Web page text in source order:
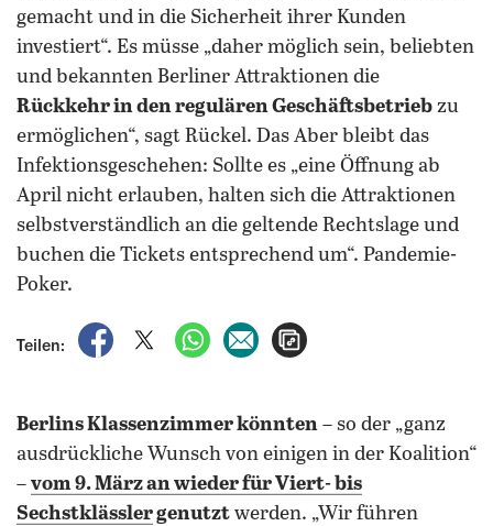
gemacht und in die Sicherheit ihrer Kunden
investiert“. Es müsse „daher möglich sein, beliebten
und bekannten Berliner Attraktionen die
Rückkehr in den regulären Geschäftsbetrieb zu
ermöglichen“, sagt Rückel. Das Aber bleibt das
Infektionsgeschehen: Sollte es „eine Öffnung ab
April nicht erlauben, halten sich die Attraktionen
selbstverständlich an die geltende Rechtslage und
buchen die Tickets entsprechend um“. Pandemie-
Poker.
Teilen:
auf Facebook teilen
auf X teilenper WhatsApp teilen
per E-Mail teilen
Berlins Klassenzimmer könnten – so der „ganz
ausdrückliche Wunsch von einigen in der Koalition“
– vom 9. März an wieder für Viert- bis
Sechstklässlergenutzt werden. „Wir führen